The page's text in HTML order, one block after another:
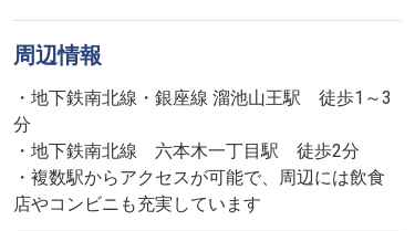
周辺情報
・地下鉄南北線・銀座線 溜池山王駅 徒歩1～3
分
・地下鉄南北線 六本木一丁目駅 徒歩2分
・複数駅からアクセスが可能で、周辺には飲食
店やコンビニも充実しています